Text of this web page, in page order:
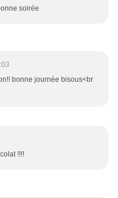
soirée
bonne journée bisous<br
!!!!